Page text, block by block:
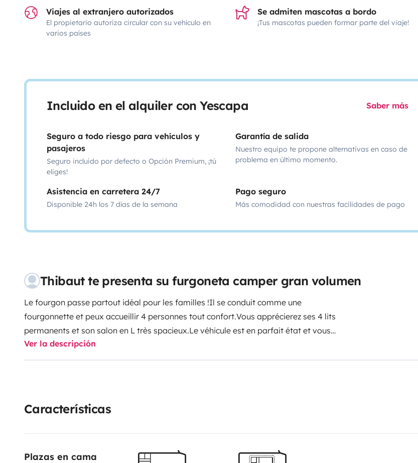
Viajes al extranjero autorizados
El propietario autoriza circular con su vehículo en
varios países
Se admiten mascotas a bordo
¡Tus mascotas pueden formar parte del viaje!
Incluido en el alquiler con Yescapa Saber más
Seguro a todo riesgo para vehículos y
pasajeros
Seguro incluido por defecto o Opción Premium, ¡tú
eliges!
Garantía de salida
Nuestro equipo te propone alternativas en caso de
problema en último momento.
Asistencia en carretera 24/7
Disponible 24h los 7 días de la semana
Pago seguro
Más comodidad con nuestras facilidades de pago
Thibaut te presenta su furgoneta camper gran volumen
Le fourgon passe partout idéal pour les familles !Il se conduit comme une
fourgonnette et peux accueillir 4 personnes tout confort.Vous apprécierez ses 4 lits
permanents et son salon en L très spacieux.Le véhicule est en parfait état et vous
accompagnera partout grâce à son assistance à la traction et en descente pour des
vacances inoubliables.
Ver la descripción
Características
Plazas en cama